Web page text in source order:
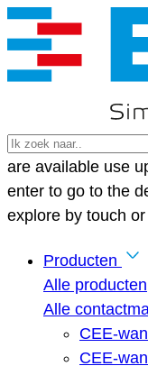
are available use
enter to go to the
explore by touch
Producten
Alle producten
Alle
CEE-
CEE-